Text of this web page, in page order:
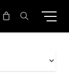
search